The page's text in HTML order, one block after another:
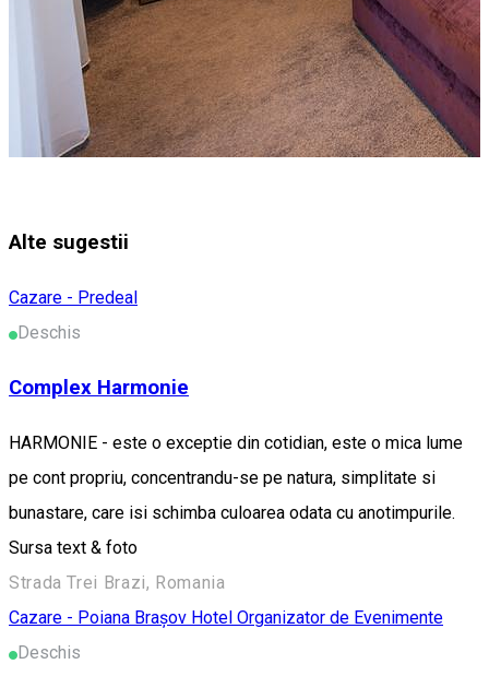
Alte sugestii
Cazare - Predeal
Deschis
Complex Harmonie
HARMONIE - este o exceptie din cotidian, este o mica lume
pe cont propriu, concentrandu-se pe natura, simplitate si
bunastare, care isi schimba culoarea odata cu anotimpurile.
Sursa text & foto
Strada Trei Brazi, Romania
Cazare - Poiana Brașov Hotel Organizator de Evenimente
Deschis